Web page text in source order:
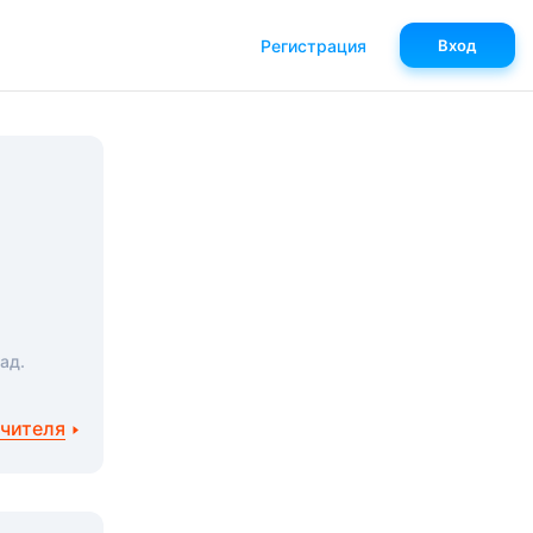
Регистрация Вход